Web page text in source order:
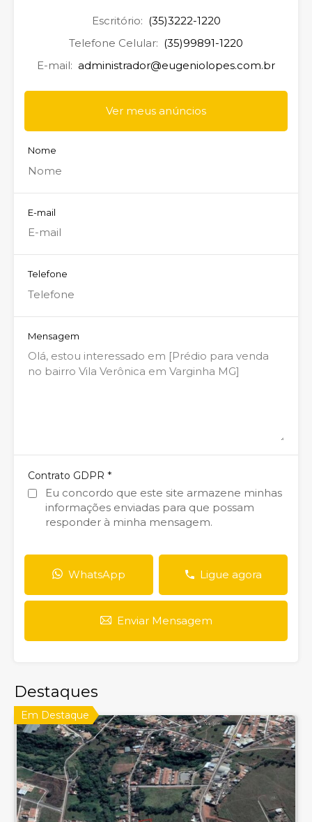
Escritório: (35)3222-1220
Telefone Celular: (35)99891-1220
E-mail: administrador@eugeniolopes.com.br
Ver meus anúncios
Nome
E-mail
Telefone
Mensagem
Contrato GDPR *
Eu concordo que este site armazene minhas
informações enviadas para que possam
responder à minha mensagem.
WhatsApp Ligue agora
Enviar Mensagem
Destaques
Em Destaque